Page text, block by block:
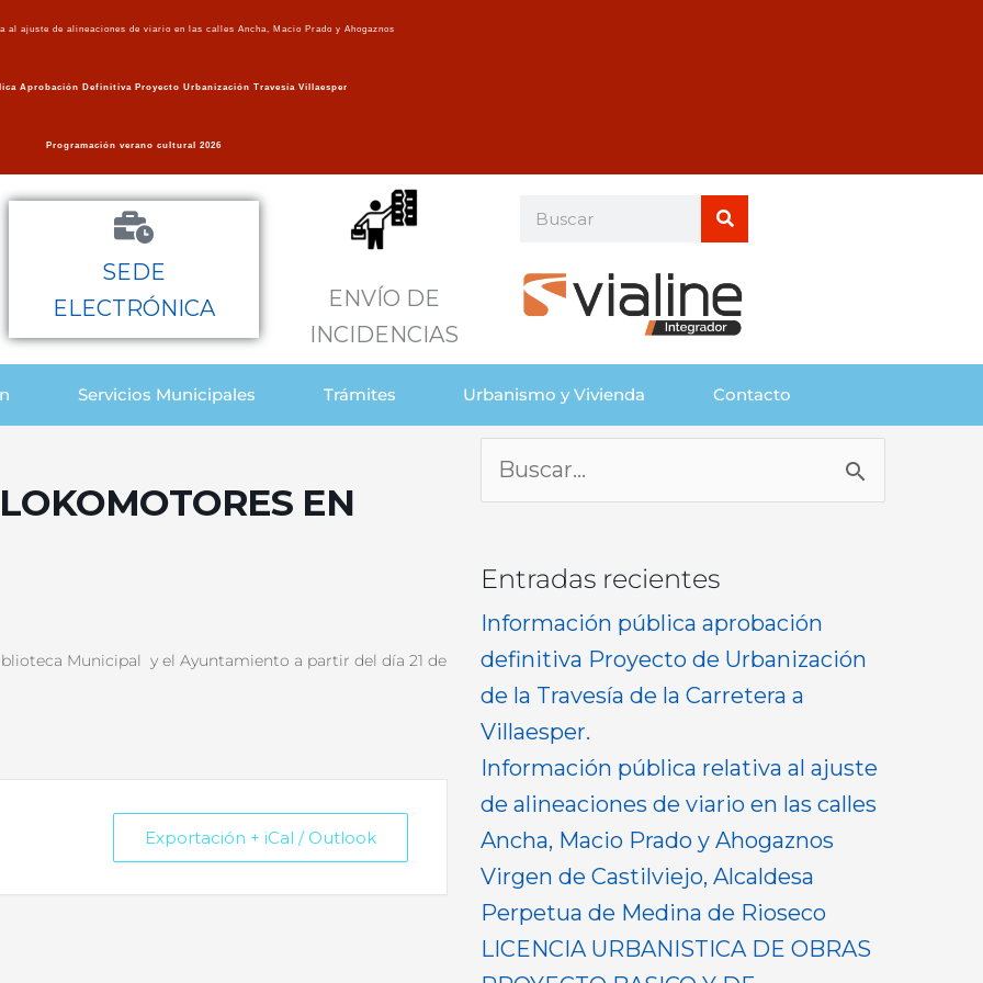
al ajuste de alineaciones de viario en las calles Ancha, Macio Prado y Ahogaznos
Aprobación Definitiva Proyecto Urbanización Travesía Villaesper
Programación verano cultural 2026
SEDE
ELECTRÓNICA
ENVÍO DE
INCIDENCIAS
Buscar Buscar
Servicios Municipales Trámites Urbanismo y Vivienda Contacto
EN
Municipal y el Ayuntamiento a partir del día 21 de
Exportación + iCal / Outlook
Buscar
por:
Entradas recientes
Información pública aprobación
definitiva Proyecto de Urbanización
de la Travesía de la Carretera a
Villaesper.
Información pública relativa al ajuste
de alineaciones de viario en las calles
Ancha, Macio Prado y Ahogaznos
Virgen de Castilviejo, Alcaldesa
Perpetua de Medina de Rioseco
LICENCIA URBANISTICA DE OBRAS